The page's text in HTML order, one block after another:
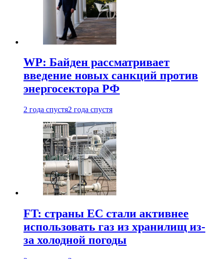
WP: Байден рассматривает
введение новых санкций против
энергосектора РФ
2 года спустя2 года спустя
FT: страны ЕС стали активнее
использовать газ из хранилищ из-
за холодной погоды